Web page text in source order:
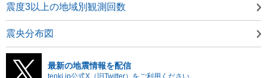
震度3以上の地域別観測回数
震央分布図
最新の地震情報を配信
tenki.jp公式X（旧Twitter）をご利用ください。